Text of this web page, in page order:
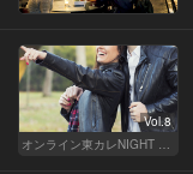
Vol.8
オンライン東カレNIGHT イベント募集